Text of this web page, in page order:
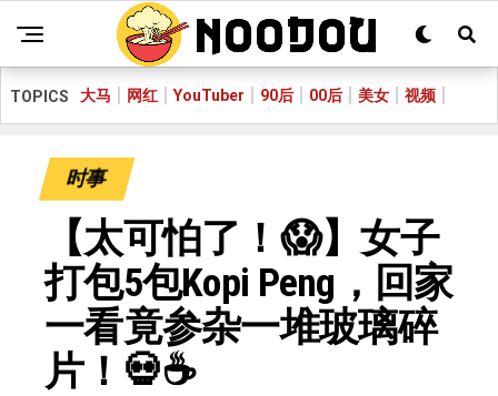
TOPICS 大马 网红 YouTuber 90后 00后 美女 视频
时事
【太可怕了！😱】女子
打包5包Kopi Peng，回家
一看竟参杂一堆玻璃碎
片！💀☕